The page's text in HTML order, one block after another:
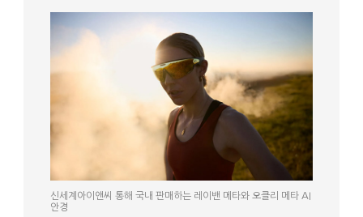
신세계아이앤씨 통해 국내 판매하는 레이밴 메타와 오클리 메타 AI
안경